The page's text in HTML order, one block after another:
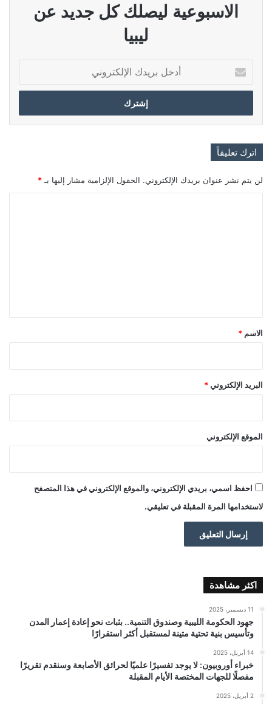
الاسبوعية ليصلك كل جديد عن
ليبيا
بريدك
الإلكتروني
اترك تعليقاً
لن يتم نشر عنوان بريدك الإلكتروني. الحقول الإلزامية مشار إليها بـ *
*
الاسم *
البريد الإلكتروني *
الموقع الإلكتروني
احفظ اسمي، بريدي الإلكتروني، والموقع الإلكتروني في هذا المتصفح
لاستخدامها المرة المقبلة في تعليقي.
اكثر مشاهدة
11 ديسمبر، 2025
جهود الحكومة الليبية وصندوق التنمية.. بثبات نحو إعادة إعمار المدن
وتأسيس بنية تحتية متينة لمستقبل أكثر استقرارًا
14 أبريل، 2025
خبراء أوروبيون: لا يوجد تفسيرًا علميًا لحرائق الأصابعة وسنقدم تقريرًا
مفصلًا للجهات المختصة الأيام المقبلة
2 أبريل، 2025